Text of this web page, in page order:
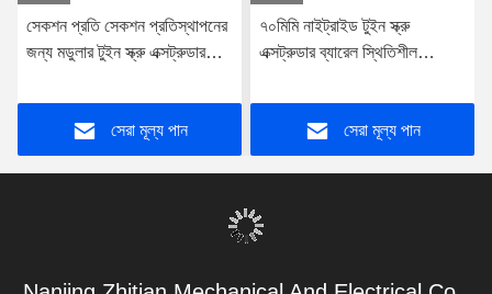
সেকশন প্রতি সেকশন প্রতিস্থাপনের
জন্য মডুলার টুইন স্ক্রু এক্সট্রুডার
সেরা মূল্য পান
৭০মিমি নাইট্রাইড টুইন স্ক্রু
এক্সট্রুডার ব্যারেল স্থিতিশীল
সেরা মূল্য পান